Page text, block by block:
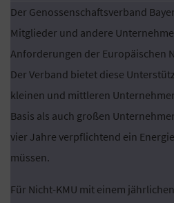
Der Genossenschaftsverband
Mitglieder und andere
Anforderungen der Europäischen
Der Verband bietet diese
kleinen und mittleren
Basis als auch großen
vier Jahre verpflichtend ein
müssen.
Für Nicht-KMU mit einem